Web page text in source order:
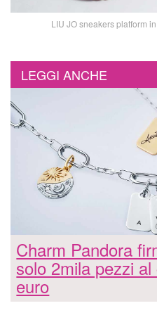
LIU JO sneakers platform
LEGGI ANCHE
Charm Pandora
solo 2mila pezzi
euro